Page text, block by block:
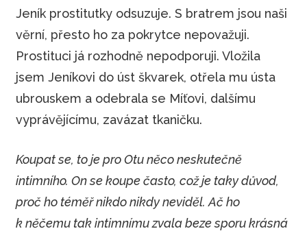
Jeník prostitutky odsuzuje. S bratrem jsou naši
věrní, přesto ho za pokrytce nepovažuji.
Prostituci já rozhodně nepodporuji. Vložila
jsem Jeníkovi do úst škvarek, otřela mu ústa
ubrouskem a odebrala se Míťovi, dalšímu
vyprávějícímu, zavázat tkaničku.
Koupat se, to je pro Otu něco neskutečně
intimního. On se koupe často, což je taky důvod,
proč ho téměř nikdo nikdy neviděl. Ač ho
k něčemu tak intimnímu zvala beze sporu krásná